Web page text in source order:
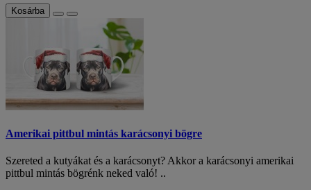
Kosárba
Amerikai pittbul mintás karácsonyi bögre
Szereted a kutyákat és a karácsonyt? Akkor a karácsonyi amerikai
pittbul mintás bögrénk neked való! ..